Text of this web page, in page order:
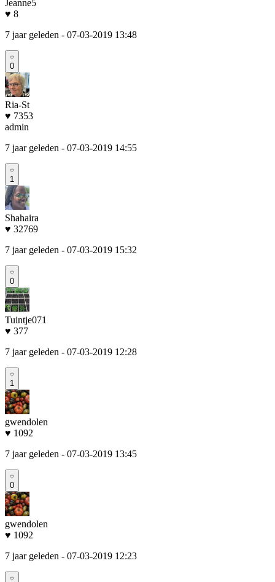
Jeanne5
♥ 8
7 jaar geleden - 07-03-2019 13:48
0
Ria-St
♥ 7353
admin
7 jaar geleden - 07-03-2019 14:55
1
Shahaira
♥ 32769
7 jaar geleden - 07-03-2019 15:32
0
Tuintje071
♥ 377
7 jaar geleden - 07-03-2019 12:28
1
gwendolen
♥ 1092
7 jaar geleden - 07-03-2019 13:45
0
gwendolen
♥ 1092
7 jaar geleden - 07-03-2019 12:23